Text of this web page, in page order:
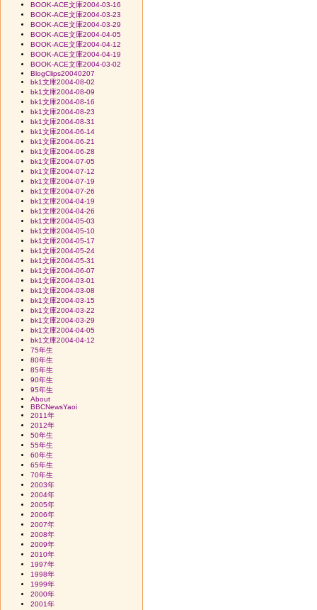
BOOK-ACE文庫2004-03-16
BOOK-ACE文庫2004-03-23
BOOK-ACE文庫2004-03-29
BOOK-ACE文庫2004-04-05
BOOK-ACE文庫2004-04-12
BOOK-ACE文庫2004-04-19
BOOK-ACE文庫2004-03-02
BlogClips20040207
bk1文庫2004-08-02
bk1文庫2004-08-09
bk1文庫2004-08-16
bk1文庫2004-08-23
bk1文庫2004-08-31
bk1文庫2004-06-14
bk1文庫2004-06-21
bk1文庫2004-06-28
bk1文庫2004-07-05
bk1文庫2004-07-12
bk1文庫2004-07-19
bk1文庫2004-07-26
bk1文庫2004-04-19
bk1文庫2004-04-26
bk1文庫2004-05-03
bk1文庫2004-05-10
bk1文庫2004-05-17
bk1文庫2004-05-24
bk1文庫2004-05-31
bk1文庫2004-06-07
bk1文庫2004-03-01
bk1文庫2004-03-08
bk1文庫2004-03-15
bk1文庫2004-03-22
bk1文庫2004-03-29
bk1文庫2004-04-05
bk1文庫2004-04-12
75年生
80年生
85年生
90年生
95年生
About
BBCNewsYaoi
2011年
2012年
50年生
55年生
60年生
65年生
70年生
2003年
2004年
2005年
2006年
2007年
2008年
2009年
2010年
1997年
1998年
1999年
2000年
2001年